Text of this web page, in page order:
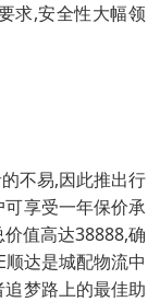
求,安全性大幅领
不易,因此推出行
享受一年保价承
值高达38888,确
达是城配物流中
梦路上的最佳助